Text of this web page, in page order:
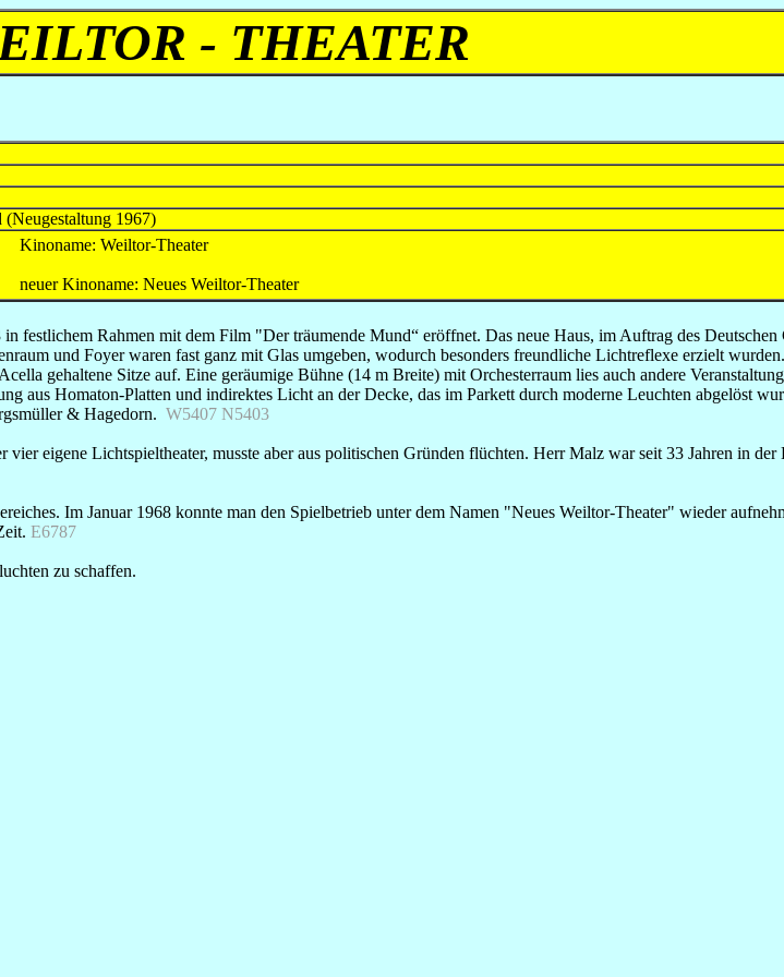
- THEATER
1967)
Kinoname: Weiltor-Theater
neuer Kinoname: Neues Weiltor-Theater
festlichem Rahmen mit dem Film "Der träumende Mund“ eröffnet. Das neue Haus, im Auftrag des
und Foyer waren fast ganz mit Glas umgeben, wodurch besonders freundliche Lichtreflexe erzielt
gehaltene Sitze auf. Eine geräumige Bühne (14 m Breite) mit Orchesterraum lies auch andere
aus Homaton-Platten und indirektes Licht an der Decke, das im Parkett durch moderne Leuchten abgelöst
& Hagedorn. W5407 N5403
eigene Lichtspieltheater, musste aber aus politischen Gründen flüchten. Herr Malz war seit 33 Jahren in
Im Januar 1968 konnte man den Spielbetrieb unter dem Namen "Neues Weiltor-Theater" wieder
E6787
zu schaffen.